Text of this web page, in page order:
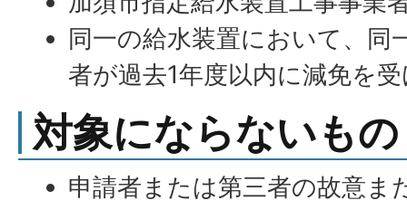
同一の給水装置において、同
者が過去1年度以内に減免を
対象にならないもの
申請者または第三者の故意ま